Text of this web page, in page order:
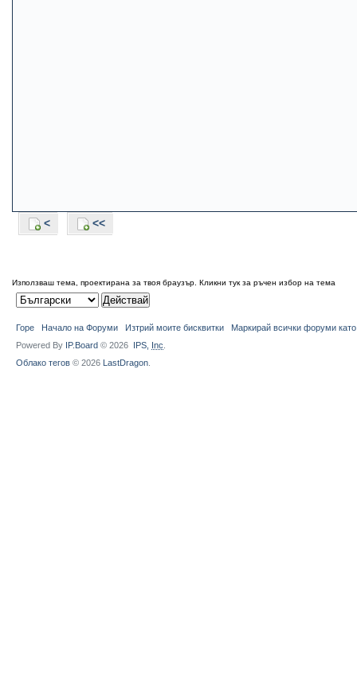
< <<
Използваш тема, проектирана за твоя браузър. Кликни тук за ръчен избор на тема
Горе Начало на Форуми Изтрий моите бисквитки
Маркирай всички форуми
Powered By IP.Board © 2026 IPS, Inc
Облако тегов © 2026 LastDragon